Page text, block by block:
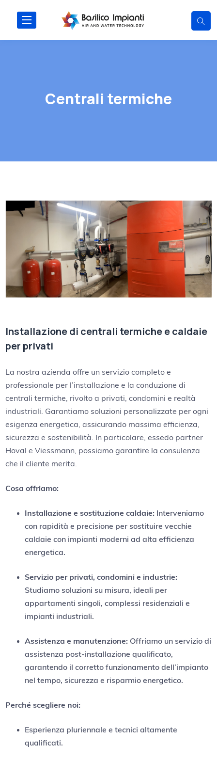
Centrali termiche
Installazione di centrali termiche e caldaie
per privati
La nostra azienda offre un servizio completo e
professionale per l’installazione e la conduzione di
centrali termiche, rivolto a privati, condomini e realtà
industriali. Garantiamo soluzioni personalizzate per ogni
esigenza energetica, assicurando massima efficienza,
sicurezza e sostenibilità. In particolare, essedo partner
Hoval e Viessmann, possiamo garantire la consulenza
che il cliente merita.
Cosa offriamo:
Installazione e sostituzione caldaie: Interveniamo
con rapidità e precisione per sostituire vecchie
caldaie con impianti moderni ad alta efficienza
energetica.
Servizio per privati, condomini e industrie:
Studiamo soluzioni su misura, ideali per
appartamenti singoli, complessi residenziali e
impianti industriali.
Assistenza e manutenzione: Offriamo un servizio di
assistenza post-installazione qualificato,
garantendo il corretto funzionamento dell’impianto
nel tempo, sicurezza e risparmio energetico.
Perché scegliere noi:
Esperienza pluriennale e tecnici altamente
qualificati.